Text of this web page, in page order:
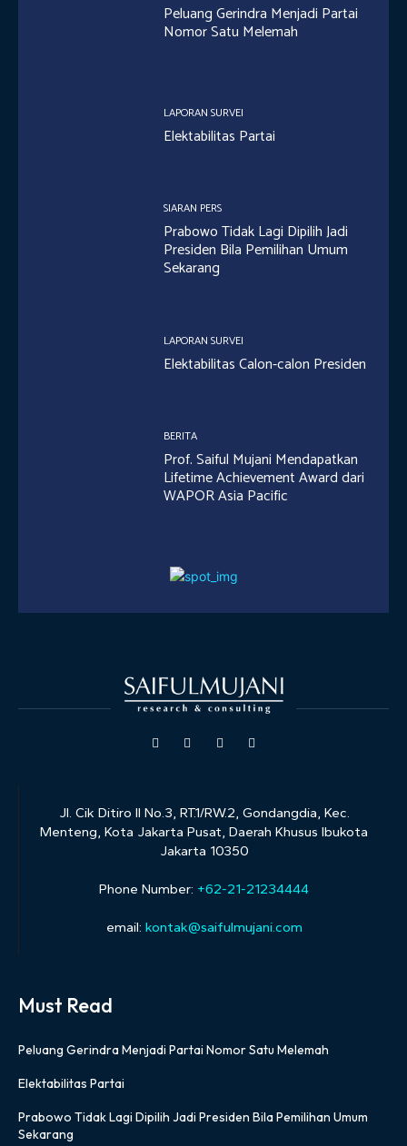
Peluang Gerindra Menjadi Partai
Nomor Satu Melemah
LAPORAN SURVEI
Elektabilitas Partai
SIARAN PERS
Prabowo Tidak Lagi Dipilih Jadi
Presiden Bila Pemilihan Umum
Sekarang
LAPORAN SURVEI
Elektabilitas Calon-calon Presiden
BERITA
Prof. Saiful Mujani Mendapatkan
Lifetime Achievement Award dari
WAPOR Asia Pacific
Jl. Cik Ditiro II No.3, RT.1/RW.2, Gondangdia, Kec.
Menteng, Kota Jakarta Pusat, Daerah Khusus Ibukota
Jakarta 10350
Phone Number: +62-21-21234444
email: kontak@saifulmujani.com
Must Read
Peluang Gerindra Menjadi Partai Nomor Satu Melemah
Elektabilitas Partai
Prabowo Tidak Lagi Dipilih Jadi Presiden Bila Pemilihan Umum
Sekarang